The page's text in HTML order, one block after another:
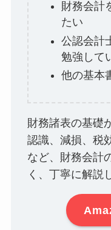
財務会計
たい
公認会計
勉強して
他の基本
財務諸表の基礎
認識、減損、税
など、財務会計
く、丁寧に解説